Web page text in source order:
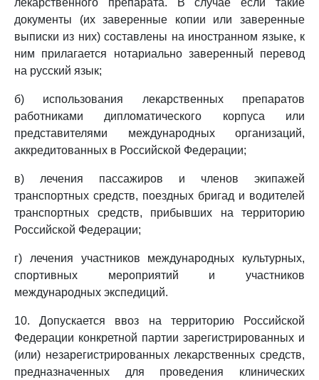
лекарственного препарата. В случае если такие
документы (их заверенные копии или заверенные
выписки из них) составлены на иностранном языке, к
ним прилагается нотариально заверенный перевод
на русский язык;
б) использования лекарственных препаратов
работниками дипломатического корпуса или
представителями международных организаций,
аккредитованных в Российской Федерации;
в) лечения пассажиров и членов экипажей
транспортных средств, поездных бригад и водителей
транспортных средств, прибывших на территорию
Российской Федерации;
г) лечения участников международных культурных,
спортивных мероприятий и участников
международных экспедиций.
10. Допускается ввоз на территорию Российской
Федерации конкретной партии зарегистрированных и
(или) незарегистрированных лекарственных средств,
предназначенных для проведения клинических